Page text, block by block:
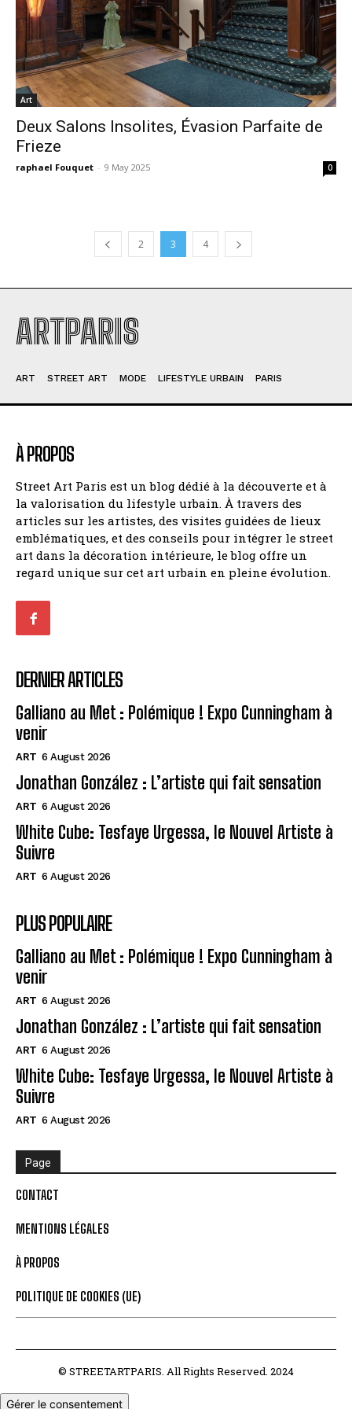
Art
Deux Salons Insolites, Évasion Parfaite de
Frieze
raphael Fouquet - 9 May 2025 0
2 3 4
ARTPARIS
ART STREET ART MODE LIFESTYLE URBAIN PARIS
À PROPOS
Street Art Paris est un blog dédié à la découverte et à
la valorisation du lifestyle urbain. À travers des
articles sur les artistes, des visites guidées de lieux
emblématiques, et des conseils pour intégrer le street
art dans la décoration intérieure, le blog offre un
regard unique sur cet art urbain en pleine évolution.
DERNIER ARTICLES
Galliano au Met : Polémique ! Expo Cunningham à
venir
ART 6 August 2026
Jonathan González : L’artiste qui fait sensation
ART 6 August 2026
White Cube: Tesfaye Urgessa, le Nouvel Artiste à
Suivre
ART 6 August 2026
PLUS POPULAIRE
Galliano au Met : Polémique ! Expo Cunningham à
venir
ART 6 August 2026
Jonathan González : L’artiste qui fait sensation
ART 6 August 2026
White Cube: Tesfaye Urgessa, le Nouvel Artiste à
Suivre
ART 6 August 2026
Page
CONTACT
MENTIONS LÉGALES
À PROPOS
POLITIQUE DE COOKIES (UE)
© STREETARTPARIS. All Rights Reserved. 2024
Gérer le consentement